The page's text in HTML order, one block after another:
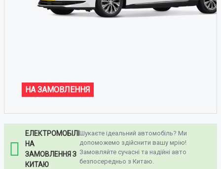
НА ЗАМОВЛЕННЯ
ЕЛЕКТРОМОБІЛІ
НА
ЗАМОВЛЕННЯ З
КИТАЮ
Шукаєте ідеальний автомобіль? Ми
допоможемо здійснити вашу мрію!
Замовляйте сучасні та надійні авто
безпосередньо з Китаю.